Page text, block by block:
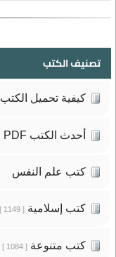
تصنيف الكتب
كيفية تحميل الكتب
أحدث الكتب PDF
كتب علم النفس
كتب إسلامية[ 1149 ]
كتب متنوعة[ 1084 ]